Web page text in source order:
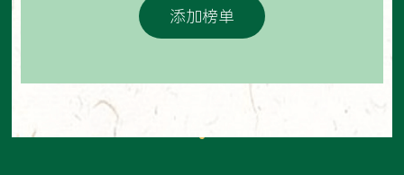
添加榜单